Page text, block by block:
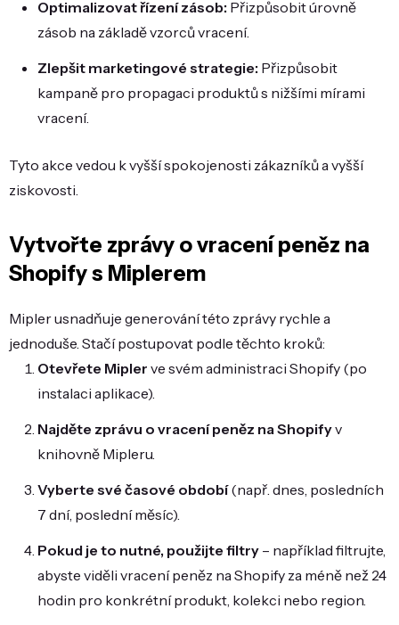
Optimalizovat řízení zásob: Přizpůsobit úrovně
zásob na základě vzorců vracení.
Zlepšit marketingové strategie: Přizpůsobit
kampaně pro propagaci produktů s nižšími mírami
vracení.
Tyto akce vedou k vyšší spokojenosti zákazníků a vyšší
ziskovosti.
Vytvořte zprávy o vracení peněz na
Shopify s Miplerem
Mipler usnadňuje generování této zprávy rychle a
jednoduše. Stačí postupovat podle těchto kroků:
Otevřete Mipler ve svém administraci Shopify (po
instalaci aplikace).
Najděte zprávu o vracení peněz na Shopifyv
knihovně Mipleru.
Vyberte své časové období(např. dnes, posledních
7 dní, poslední měsíc).
Pokud je to nutné, použijte filtry – například filtrujte,
abyste viděli vracení peněz na Shopify za méně než 24
hodin pro konkrétní produkt, kolekci nebo region.